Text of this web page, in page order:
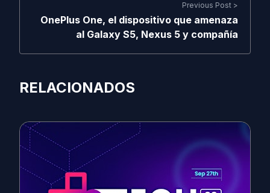
Previous Post >
OnePlus One, el dispositivo que amenaza
al Galaxy S5, Nexus 5 y compañía
RELACIONADOS